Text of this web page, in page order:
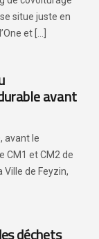
situe juste en
et [...]
avant
avant le
CM1 et CM2 de
Ville de Feyzin,
déchets